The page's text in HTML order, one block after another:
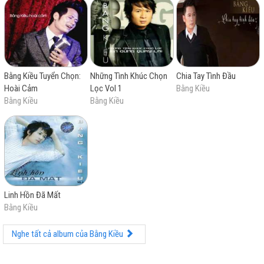
Bằng Kiều Tuyển Chọn:
Hoài Cảm
Bằng Kiều
Những Tình Khúc Chọn
Lọc Vol 1
Bằng Kiều
Chia Tay Tình Đầu
Bằng Kiều
Linh Hồn Đã Mất
Bằng Kiều
Nghe tất cả album của Bằng Kiều